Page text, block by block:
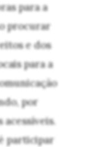
para a
procurar
e dos
para a
por
acessíveis.
participar